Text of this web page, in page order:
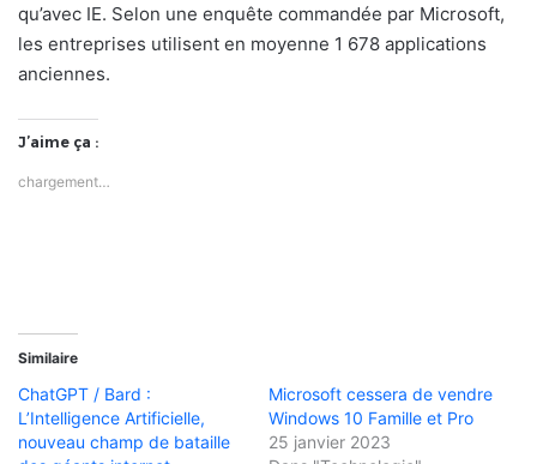
qu’avec IE. Selon une enquête commandée par Microsoft,
les entreprises utilisent en moyenne 1 678 applications
anciennes.
J’aime ça :
chargement…
Similaire
ChatGPT / Bard :
L’Intelligence Artificielle,
nouveau champ de bataille
Microsoft cessera de vendre
Windows 10 Famille et Pro
25 janvier 2023